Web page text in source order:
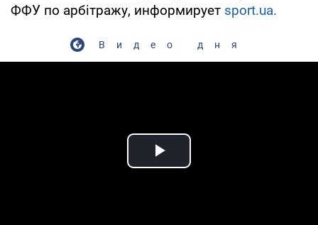
ФФУ по арбітражу, информирует sport.ua.
Видео дня
Play Video